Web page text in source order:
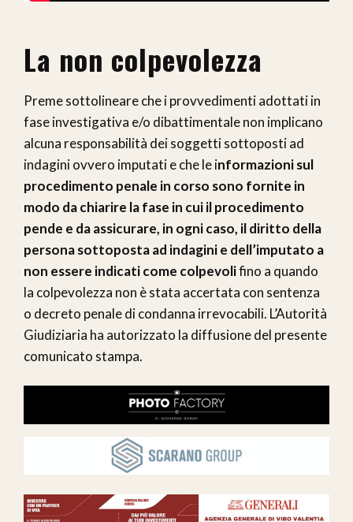
La non colpevolezza
Preme sottolineare che i provvedimenti adottati in
fase investigativa e/o dibattimentale non implicano
alcuna responsabilità dei soggetti sottoposti ad
indagini ovvero imputati e che le informazioni sul
procedimento penale in corso sono fornite in
modo da chiarire la fase in cui il procedimento
pende e da assicurare, in ogni caso, il diritto della
persona sottoposta ad indagini e dell’imputato a
non essere indicati come colpevolifino a quando
la colpevolezza non è stata accertata con sentenza
o decreto penale di condanna irrevocabili. L’Autorità
Giudiziaria ha autorizzato la diffusione del presente
comunicato stampa.